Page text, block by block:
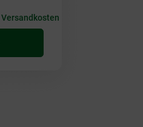
Versandkosten